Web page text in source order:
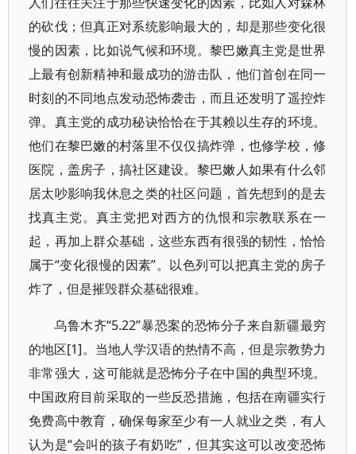
的砍伐；但真正对系统影响最大的，却是那些变化很
慢的因素，比如说气候和环境。黎巴嫩真主党是世界
上最有创新精神和最成功的游击队，他们首创在同一
时刻的不同地点发动恐怖袭击，而且还发明了遥控炸
弹。真主党的成功秘诀恰恰在于其赖以生存的环境。
他们在黎巴嫩的村落里不仅仅搞炸弹，也修学校，修
医院，盖房子，搞社区建设。黎巴嫩人如果有什么邻
居太吵影响我休息之类的社区问题，首先想到的是去
找真主党。真主党把对西方的仇恨和宗教联系在一
起，再加上群众基础，这些东西有很强的韧性，恰恰
属于“变化很慢的因素”。以色列可以把真主党的房子
炸了，但是摧毁群众基础很难。
乌鲁木齐“5.22”暴恐案的恐怖分子来自新疆最穷
的地区[1]。当地人学汉语的热情不高，但是宗教势力
非常强大，这可能就是恐怖分子在中国的典型环境。
中国政府目前采取的一些反恐措施，包括在南疆实行
免费高中教育，确保每家至少有一人就业之类，有人
认为是“会叫的孩子有奶吃”，但其实这可以改变恐怖